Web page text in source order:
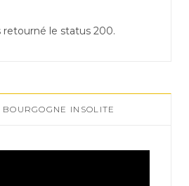
retourné le status 200.
INSOLITE